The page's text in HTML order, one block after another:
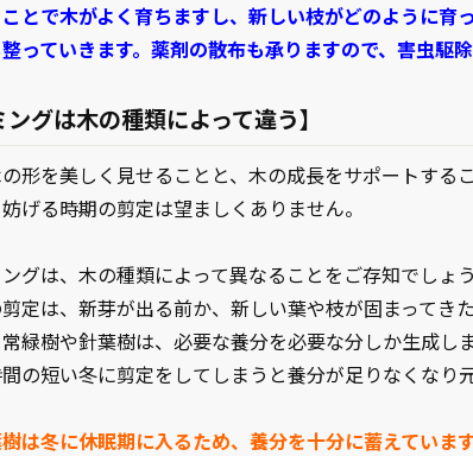
とで木がよく育ちますし、新しい枝がどのように育
っていきます。薬剤の散布も承りますので、害虫駆
ングは木の種類によって違う】
形を美しく見せることと、木の成長をサポートするこ
げる時期の剪定は望ましくありません。
グは、木の種類によって異なることをご存知でしょう
定は、新芽が出る前か、新しい葉や枝が固まってき
緑樹や針葉樹は、必要な養分を必要な分しか生成しま
の短い冬に剪定をしてしまうと養分が足りなくなり
は冬に休眠期に入るため、養分を十分に蓄えています